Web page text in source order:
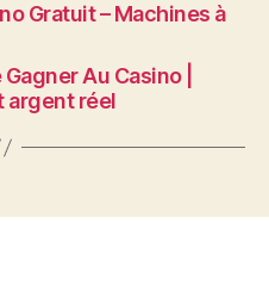
Gratuit – Machines à
Au Casino |
argent réel